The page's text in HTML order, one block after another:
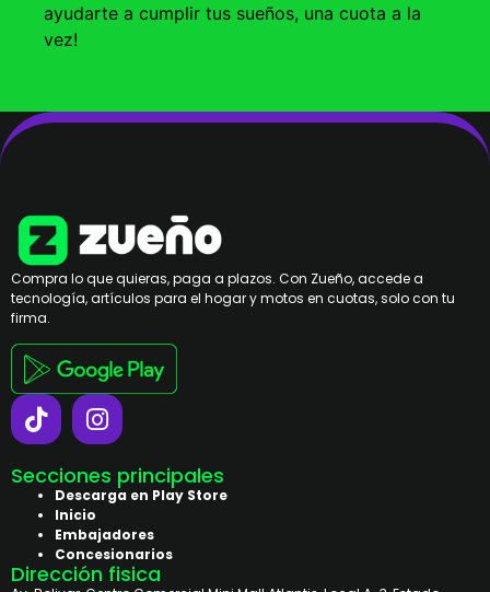
ayudarte a cumplir tus sueños, una cuota a la
vez!
Compra lo que quieras, paga a plazos. Con Zueño, accede a
tecnología, artículos para el hogar y motos en cuotas, solo con tu
firma.
Secciones principales
Descarga en Play Store
Inicio
Embajadores
Concesionarios
Dirección fisica